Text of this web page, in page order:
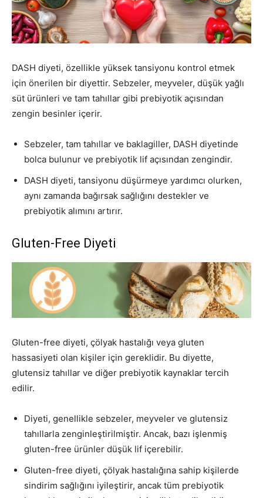
DASH diyeti, özellikle yüksek tansiyonu kontrol etmek
için önerilen bir diyettir. Sebzeler, meyveler, düşük yağlı
süt ürünleri ve tam tahıllar gibi prebiyotik açısından
zengin besinler içerir.
Sebzeler, tam tahıllar ve baklagiller, DASH diyetinde
bolca bulunur ve prebiyotik lif açısından zengindir.
DASH diyeti, tansiyonu düşürmeye yardımcı olurken,
aynı zamanda bağırsak sağlığını destekler ve
prebiyotik alımını artırır.
Gluten-Free Diyeti
Gluten-free diyeti, çölyak hastalığı veya gluten
hassasiyeti olan kişiler için gereklidir. Bu diyette,
glutensiz tahıllar ve diğer prebiyotik kaynaklar tercih
edilir.
Diyeti, genellikle sebzeler, meyveler ve glutensiz
tahıllarla zenginleştirilmiştir. Ancak, bazı işlenmiş
gluten-free ürünler düşük lif içerebilir.
Gluten-free diyeti, çölyak hastalığına sahip kişilerde
sindirim sağlığını iyileştirir, ancak tüm prebiyotik